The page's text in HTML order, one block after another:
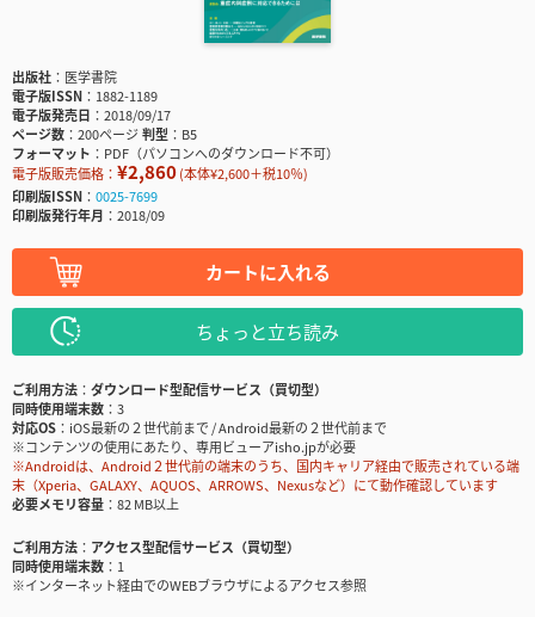
出版社
医学書院
電子版ISSN
1882-1189
電子版発売日
2018/09/17
ページ数
200ページ判型
B5
フォーマット
PDF（パソコンへのダウンロード不可）
電子版販売価格： ¥2,860(本体¥2,600＋税10％)
印刷版ISSN
0025-7699
印刷版発行年月
2018/09
カートに入れる
ちょっと立ち読み
ご利用方法
ダウンロード型配信サービス（買切型）
同時使用端末数
3
対応OS
iOS最新の２世代前まで / Android最新の２世代前まで
※コンテンツの使用にあたり、専用ビューアisho.jpが必要
※Androidは、Android２世代前の端末のうち、国内キャリア経由で販売されている端
末（Xperia、GALAXY、AQUOS、ARROWS、Nexusなど）にて動作確認しています
必要メモリ容量
82 MB以上
ご利用方法
アクセス型配信サービス（買切型）
同時使用端末数
1
※インターネット経由でのWEBブラウザによるアクセス参照